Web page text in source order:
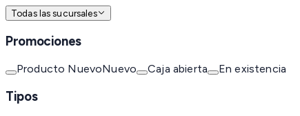
Todas las sucursales
Promociones
Producto NuevoNuevo Caja abierta En existencia
Tipos